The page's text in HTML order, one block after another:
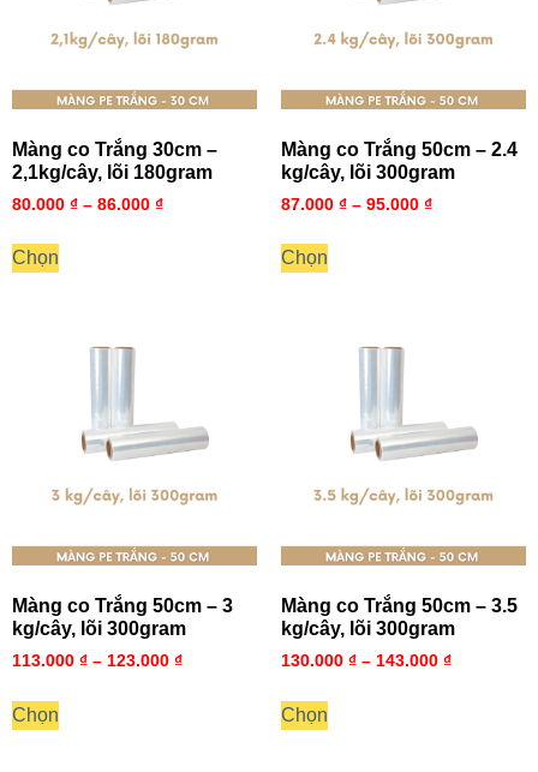
Màng co Trắng 30cm –
2,1kg/cây, lõi 180gram
80.000 ₫ – 86.000 ₫
Chọn
Màng co Trắng 50cm – 2.4
kg/cây, lõi 300gram
87.000 ₫ – 95.000 ₫
Chọn
Màng co Trắng 50cm – 3
kg/cây, lõi 300gram
113.000 ₫ – 123.000 ₫
Chọn
Màng co Trắng 50cm – 3.5
kg/cây, lõi 300gram
130.000 ₫ – 143.000 ₫
Chọn